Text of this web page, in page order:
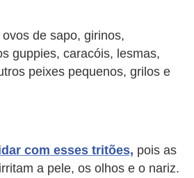
de sapo, girinos,
guppies, caracóis, lesmas,
peixes pequenos, grilos e
com esses tritões, pois as
a pele, os olhos e o nariz.